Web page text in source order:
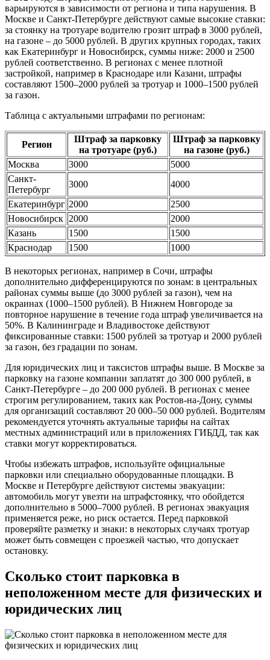
варьируются в зависимости от региона и типа нарушения. В
Москве и Санкт-Петербурге действуют самые высокие ставки:
за стоянку на тротуаре водителю грозит штраф в 3000 рублей,
на газоне – до 5000 рублей. В других крупных городах, таких
как Екатеринбург и Новосибирск, суммы ниже: 2000 и 2500
рублей соответственно. В регионах с менее плотной
застройкой, например в Краснодаре или Казани, штрафы
составляют 1500–2000 рублей за тротуар и 1000–1500 рублей
за газон.
Таблица с актуальными штрафами по регионам:
Регион
Штраф за парковку
на тротуаре (руб.)
Штраф за парковку
на газоне (руб.)
Москва
3000
5000
Санкт-
Петербург
3000
4000
Екатеринбург 2000
2500
Новосибирск 2000
2000
Казань
1500
1500
Краснодар
1500 1000
В некоторых регионах, например в Сочи, штрафы
дополнительно дифференцируются по зонам: в центральных
районах суммы выше (до 3000 рублей за газон), чем на
окраинах (1000–1500 рублей). В Нижнем Новгороде за
повторное нарушение в течение года штраф увеличивается на
50%. В Калининграде и Владивостоке действуют
фиксированные ставки: 1500 рублей за тротуар и 2000 рублей
за газон, без градации по зонам.
Для юридических лиц и таксистов штрафы выше. В Москве за
парковку на газоне компании заплатят до 300 000 рублей, в
Санкт-Петербурге – до 200 000 рублей. В регионах с менее
строгим регулированием, таких как Ростов-на-Дону, суммы
для организаций составляют 20 000–50 000 рублей. Водителям
рекомендуется уточнять актуальные тарифы на сайтах
местных администраций или в приложениях ГИБДД, так как
ставки могут корректироваться.
Чтобы избежать штрафов, используйте официальные
парковки или специально оборудованные площадки. В
Москве и Петербурге действуют системы эвакуации:
автомобиль могут увезти на штрафстоянку, что обойдется
дополнительно в 5000–7000 рублей. В регионах эвакуация
применяется реже, но риск остается. Перед парковкой
проверяйте разметку и знаки: в некоторых случаях тротуар
может быть совмещен с проезжей частью, что допускает
остановку.
Сколько стоит парковка в
неположенном месте для физических и
юридических лиц